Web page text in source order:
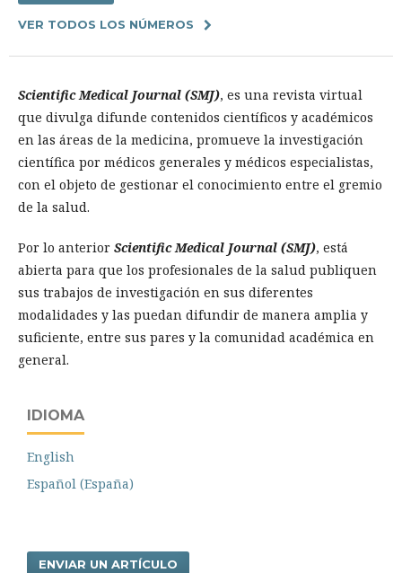
VER TODOS LOS NÚMEROS
Scientific Medical Journal (SMJ), es una revista virtual
que divulga difunde contenidos científicos y académicos
en las áreas de la medicina, promueve la investigación
científica por médicos generales y médicos especialistas,
con el objeto de gestionar el conocimiento entre el gremio
de la salud.
Por lo anterior Scientific Medical Journal (SMJ), está
abierta para que los profesionales de la salud publiquen
sus trabajos de investigación en sus diferentes
modalidades y las puedan difundir de manera amplia y
suficiente, entre sus pares y la comunidad académica en
general.
IDIOMA
English
Español (España)
ENVIAR UN ARTÍCULO